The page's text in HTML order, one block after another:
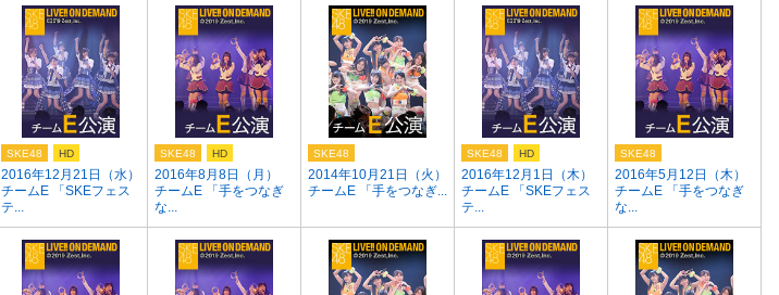
2016年12月21日（水）
チームE 「SKEフェス
テ...
SKE48 HD
2016年8月8日（月）
チームE 「手をつなぎ
な...
SKE48 HD
2014年10月21日（火）
チームE 「手をつなぎ...
SKE48
2016年12月1日（木）
チームE 「SKEフェス
テ...
SKE48 HD
2016年5月12日（木）
チームE 「手をつなぎ
な...
SKE48